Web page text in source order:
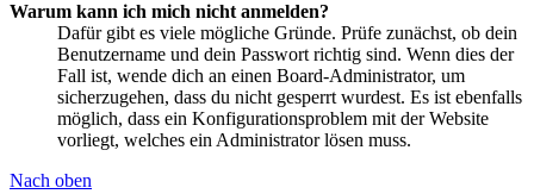
Warum kann ich mich nicht anmelden?
Dafür gibt es viele mögliche Gründe. Prüfe zunächst, ob dein
Benutzername und dein Passwort richtig sind. Wenn dies der
Fall ist, wende dich an einen Board-Administrator, um
sicherzugehen, dass du nicht gesperrt wurdest. Es ist ebenfalls
möglich, dass ein Konfigurationsproblem mit der Website
vorliegt, welches ein Administrator lösen muss.
Nach oben